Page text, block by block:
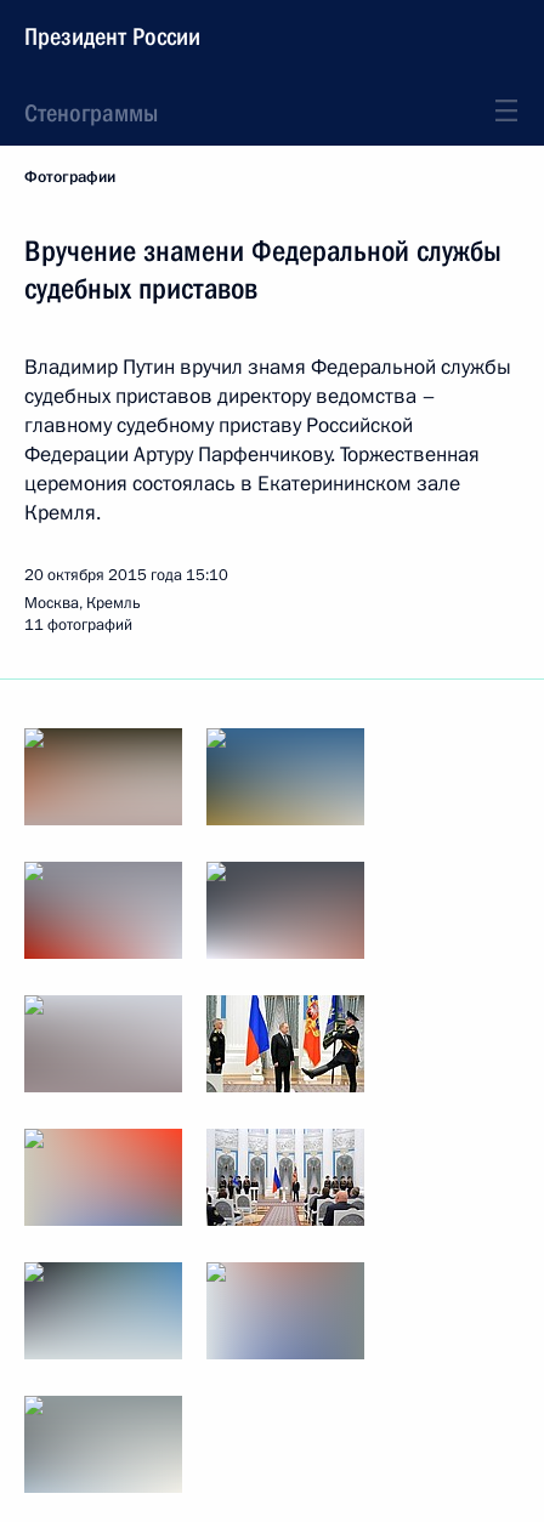
Президент России
Стенограммы
Фотографии
Вручение знамени Федеральной службы
судебных приставов
Владимир Путин вручил знамя Федеральной службы
судебных приставов директору ведомства –
главному судебному приставу Российской
Федерации Артуру Парфенчикову. Торжественная
церемония состоялась в Екатерининском зале
Кремля.
20 октября 2015 года 15:10
Москва, Кремль
11 фотографий